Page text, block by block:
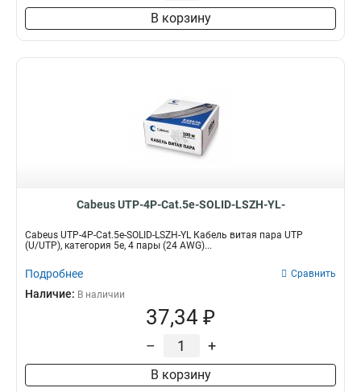
В корзину
Cabeus UTP-4P-Cat.5e-SOLID-LSZH-YL-
Cabeus UTP-4P-Cat.5e-SOLID-LSZH-YL Кабель витая пара UTP
(U/UTP), категория 5e, 4 пары (24 AWG)...
Подробнее Сравнить
Наличие: В наличии
37,34 ₽
– +
В корзину